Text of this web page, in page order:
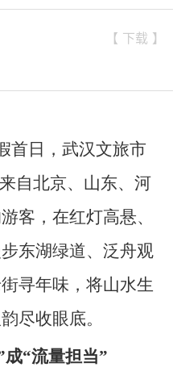
【 下载 】
首日，武汉文旅市
自北京、山东、河
客，在红灯高悬、
东湖绿道、泛舟观
寻年味，将山水生
尽收眼底。
成“流量担当”